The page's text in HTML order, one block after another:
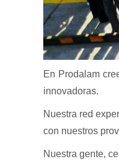
En Prodalam
innovadoras.
Nuestra red
con nuestros
Nuestra gente,